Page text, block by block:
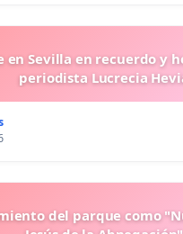
en Sevilla en recuerdo y
periodista Lucrecia
del parque como